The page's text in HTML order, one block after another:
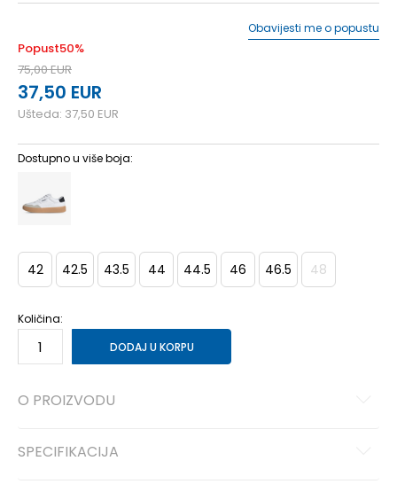
Popust50%
75,00EUR
37,50 EUR
Ušteda: 37,50 EUR
Obavijesti me o popustu
Dostupno u više boja:
42 42.5 43.5 44 44.5 46 46.5 48
Količina:
DODAJ U KORPU
O PROIZVODU
SPECIFIKACIJA